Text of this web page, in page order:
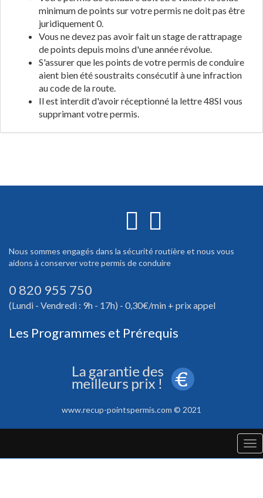
minimum de points sur votre permis ne doit pas être
juridiquement 0.
Vous ne devez pas avoir fait un stage de rattrapage
de points depuis moins d'une année révolue.
S'assurer que les points de votre permis de conduire
aient bien été soustraits consécutif à une infraction
au code de la route.
Il est interdit d'avoir réceptionné la lettre 48SI vous
supprimant votre permis.
Nous sommes engagés dans la sécurité routière et nous vous
aidons à conserver votre permis de conduire
0 820 955 750
(Lundi - Vendredi : 9h - 17h) - 0,30€/min + prix appel
Les Programmes et Prérequis
www.recup-pointspermis.com © 2021